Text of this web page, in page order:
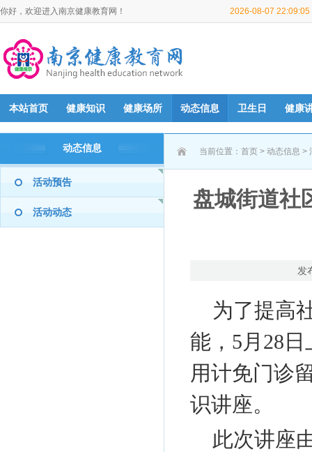
你好，欢迎进入南京健康教育网！ 2026-08-07 22:09:05
本站首页 健康知识 健康场所 动态信息 卫生日 健康
动态信息
活动预告
活动动态
当前位置： 首页 > 动态信息 >
盘城街道社
发
为了提高
能，5月28
用计免门诊
识讲座。
此次讲座